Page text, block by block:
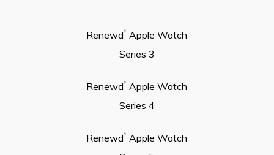
Renewd ®
Apple Watch
Series 3
Renewd ®
Apple Watch
Series 4
Renewd ®
Apple Watch